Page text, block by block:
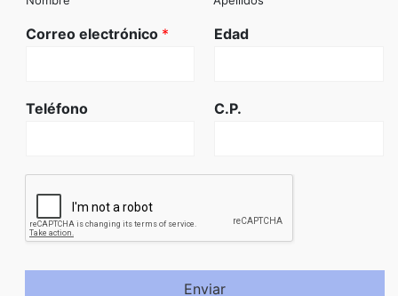
Correo electrónico * Edad
Teléfono C.P.
Enviar